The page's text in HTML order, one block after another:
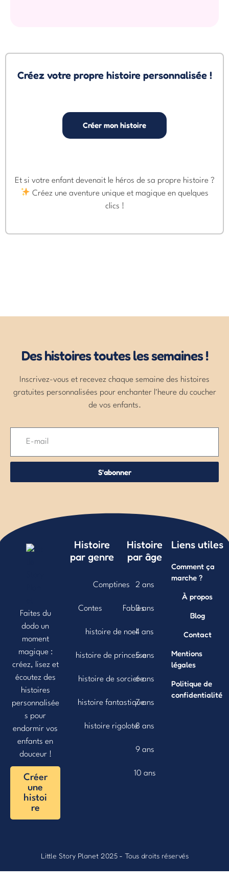
Créez votre propre histoire personnalisée !
Créer mon histoire
Et si votre enfant devenait le héros de sa propre histoire ?
Créez une aventure unique et magique en quelques
clics !
Des histoires toutes les semaines !
Inscrivez-vous et recevez chaque semaine des histoires
gratuites personnalisées pour enchanter l'heure du coucher
de vos enfants.
S'abonner
Faites du
dodo un
moment
magique :
créez, lisez et
écoutez des
histoires
personnalisée
s pour
endormir vos
enfants en
douceur !
Créer
une
histoi
re
Histoire
par genre
Comptines
Contes Fables
histoire de noel
histoire de princesse
histoire de sorciere
histoire fantastique
histoire rigolote
Histoire
par âge
2 ans
3 ans
4 ans
5 ans
6 ans
7 ans
8 ans
9 ans
10 ans
Liens utiles
Comment ça
marche ?
À propos
Blog
Contact
Mentions
légales
Politique de
confidentialité
Little Story Planet 2025 - Tous droits réservés